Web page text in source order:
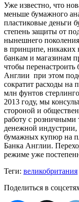
Уже известно, что
меньше бумажного
пластиковые деньги
степень защиты от
нынешнего
в принципе, никаких
банкам и магазинам
чтобы
Англии при этом
сократит расходы на
млн фунтов
2013 году, мы
стороной и
работу с розничными
денежной индустрии,
бумажных купюр на
Банка Англии.
режиме уже
Теги: великобритания
Поделиться в